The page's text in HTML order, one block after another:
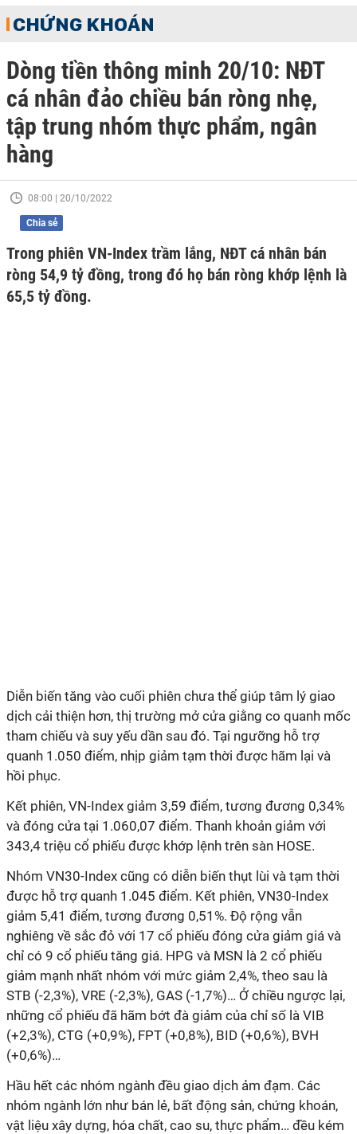
CHỨNG KHOÁN
Dòng tiền thông minh 20/10: NĐT
cá nhân đảo chiều bán ròng nhẹ,
tập trung nhóm thực phẩm, ngân
hàng
08:00 | 20/10/2022
Chia sẻ
Trong phiên VN-Index trầm lắng, NĐT cá nhân bán
ròng 54,9 tỷ đồng, trong đó họ bán ròng khớp lệnh là
65,5 tỷ đồng.
Diễn biến tăng vào cuối phiên chưa thể giúp tâm lý giao
dịch cải thiện hơn, thị trường mở cửa giằng co quanh mốc
tham chiếu và suy yếu dần sau đó. Tại ngưỡng hỗ trợ
quanh 1.050 điểm, nhịp giảm tạm thời được hãm lại và
hồi phục.
Kết phiên, VN-Index giảm 3,59 điểm, tương đương 0,34%
và đóng cửa tại 1.060,07 điểm. Thanh khoản giảm với
343,4 triệu cổ phiếu được khớp lệnh trên sàn HOSE.
Nhóm VN30-Index cũng có diễn biến thụt lùi và tạm thời
được hỗ trợ quanh 1.045 điểm. Kết phiên, VN30-Index
giảm 5,41 điểm, tương đương 0,51%. Độ rộng vẫn
nghiêng về sắc đỏ với 17 cổ phiếu đóng cửa giảm giá và
chỉ có 9 cổ phiếu tăng giá. HPG và MSN là 2 cổ phiếu
giảm mạnh nhất nhóm với mức giảm 2,4%, theo sau là
STB (-2,3%), VRE (-2,3%), GAS (-1,7%)… Ở chiều ngược lại,
những cổ phiếu đã hãm bớt đà giảm của chỉ số là VIB
(+2,3%), CTG (+0,9%), FPT (+0,8%), BID (+0,6%), BVH
(+0,6%)…
Hầu hết các nhóm ngành đều giao dịch ảm đạm. Các
nhóm ngành lớn như bán lẻ, bất động sản, chứng khoán,
vật liệu xây dựng, hóa chất, cao su, thực phẩm… đều kém